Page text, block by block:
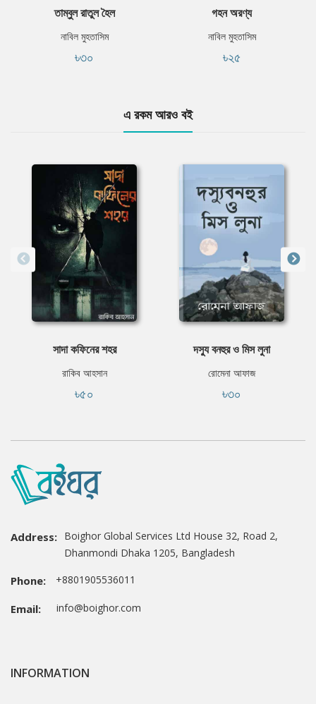
তাম্বুল রাতুল হৈল
নাবিল মুহতাসিম
৳৩০
গহন অরণ্য
নাবিল মুহতাসিম
৳২৫
এ রকম আরও বই
সাদা কফিনের শহর
রাকিব আহসান
৳৫০
দস্যু বনহুর ও মিস লুনা
রোমেনা আফাজ
৳৩০
Address: Boighor Global Services Ltd House 32, Road 2,
Dhanmondi Dhaka 1205, Bangladesh
Phone: +8801905536011
Email: info@boighor.com
INFORMATION